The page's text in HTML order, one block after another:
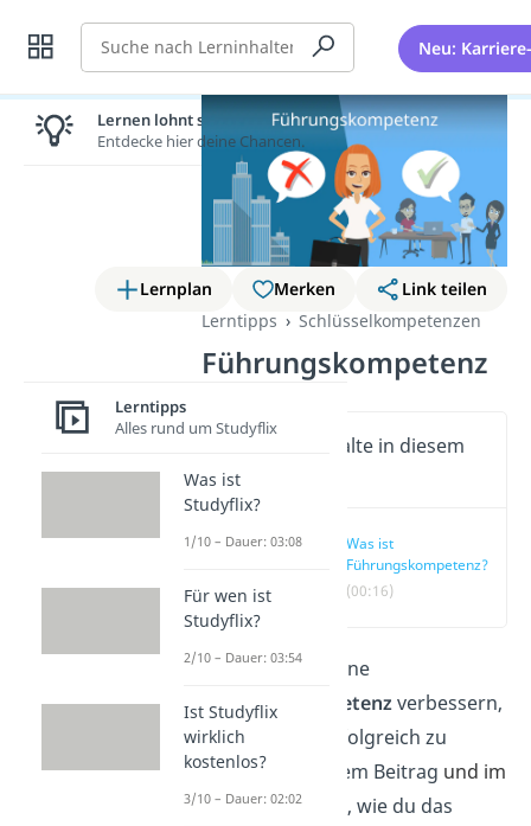
Suche Neu:
Lernplan Merken
Link teilen
Lerntipps
Schlüsselkompetenzen
Führungskompetenz
Wichtige Inhalte in diesem
Video
Was ist
Führungskompetenz?
(00:16)
Möchtest du deine
Führungskompetenzverbessern,
um ein Team erfolgreich zu
leiten? In unserem Beitrag und im
Videozeigen dir, wie du das
Lernen lohnt sich!
Entdecke hier deine Chancen.
Lerntipps
Alles rund um Studyflix
Was ist
Studyflix?
1/10 – Dauer: 03:08
Für wen ist
Studyflix?
2/10 – Dauer: 03:54
Ist Studyflix
wirklich
kostenlos?
3/10 – Dauer: 02:02